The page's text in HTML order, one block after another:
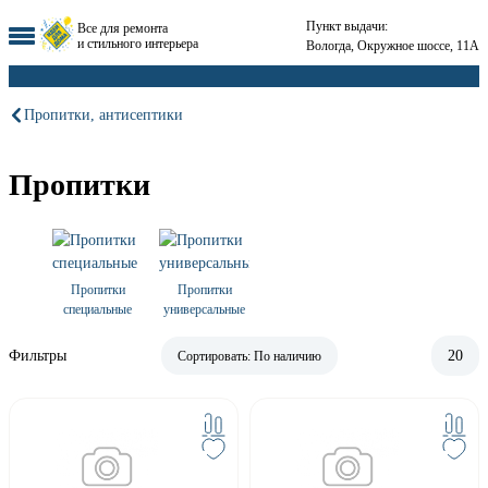
Все для ремонта
и стильного интерьера
Пункт выдачи:
Вологда, Окружное шоссе, 11А
Пропитки, антисептики
Пропитки
Пропитки
специальные
Пропитки
универсальные
Фильтры Сортировать: По наличию 20